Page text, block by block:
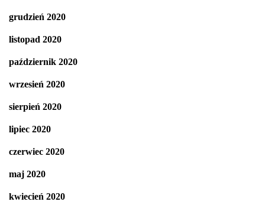
grudzień 2020
listopad 2020
październik 2020
wrzesień 2020
sierpień 2020
lipiec 2020
czerwiec 2020
maj 2020
kwiecień 2020